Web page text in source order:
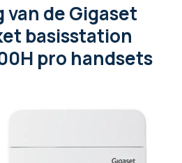
van de Gigaset
basisstation
pro handsets